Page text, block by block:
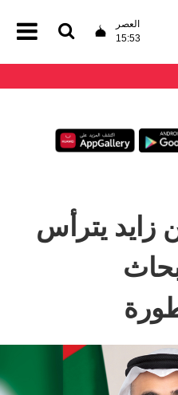
العصر
15:53
زايد يترأس